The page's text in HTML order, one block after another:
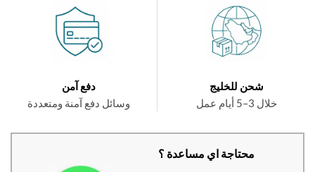
شحن للخليج
دفع آمن
وسائل دفع آمنة ومتعددة
محتاجة اي مساعدة ؟